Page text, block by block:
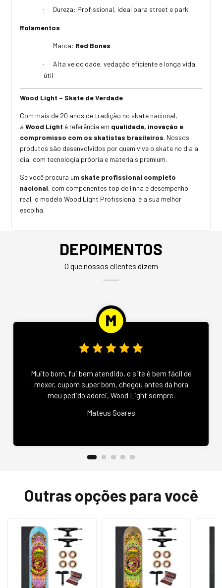
· Dureza: Profissional, ideal para street e park
Rolamentos
· Marca: Red Bones
·
Alta velocidade, vedação eficiente e longa vida
útil
Wood Light – Skate de Verdade
Com mais de 20 anos de tradição no skate nacional,
a Wood Light é referência em qualidade, inovação e
compromisso com os skatistas brasileiros. Nossos
produtos são desenvolvidos por quem vive o skate no dia a
dia, com tecnologia própria e materiais premium.
Se você procura um skate profissional completo
nacional, com componentes top de linha e desempenho
real, o modelo Wood Light Profissional é a sua melhor
escolha.
DEPOIMENTOS
O que nossos clientes dizem
Muito bom, fui bem atendido, o site é bem fácil de
mexer, cupom super bom, chegou antes da hora
meu pedido adorei, Wood Light sempre.
Mateus Soares
Outras opções para você